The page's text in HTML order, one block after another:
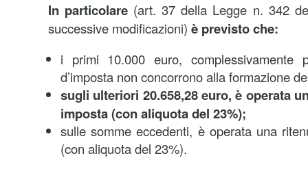
In particolare (art. 37 della Legge n. 342
successive modificazioni) è previsto che:
i primi 10.000 euro, complessivamente
d’imposta non concorrono alla formazione
sugli ulteriori 20.658,28 euro, è operata
imposta (con aliquota del 23%);
sulle somme eccedenti, è operata una
(con aliquota del 23%).